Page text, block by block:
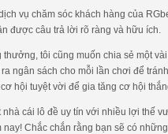
vụ chăm sóc khách hàng của
được câu trả lời rõ ràng và hữu ích.
thưởng, tôi cũng muốn chia sẻ một
ngân sách cho mỗi lần chơi để
hội tuyệt vời để gia tăng cơ hội
nhà cái lô đề uy tín với nhiều lợi thế
Chắc chắn rằng bạn sẽ có